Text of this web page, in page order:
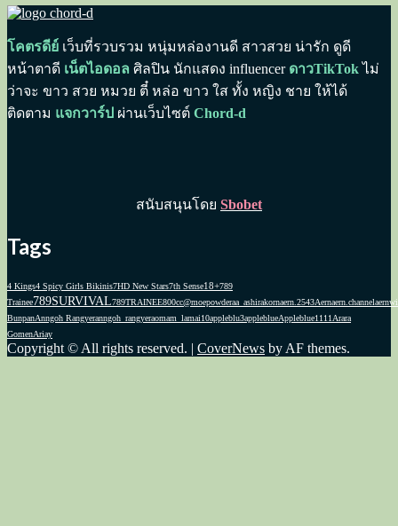
โคตรดีย์ เว็บที่รวบรวม หนุ่มหล่องานดี สาวสวย น่ารัก ดูดี
หน้าตาดี เน็ตไอดอล ศิลปิน นักแสดง influencer ดาวTikTokไม่
ว่าจะ ขาว สวย หมวย ตี๋ หล่อ ขาว ใส ทั้ง หญิง ชาย ให้ได้
ติดตาม แจกวาร์ป ผ่านเว็บไซต์ Chord-d
สนับสนุนโดย Sbobet
Tags
4 Kings4 Spicy Girls Bikinis7HD New Stars7th Sense18+789
Trainee789SURVIVAL789TRAINEE800cc@moepowderaa_ashirakornaern.2543Aernaern.channel
BunpanAnngoh Rangyeranngoh_rangyeraomam_lamai10appleblu3appleblueAppleblue1111 Arara
GomenAriay
Copyright © All rights reserved. | CoverNews by AF themes.